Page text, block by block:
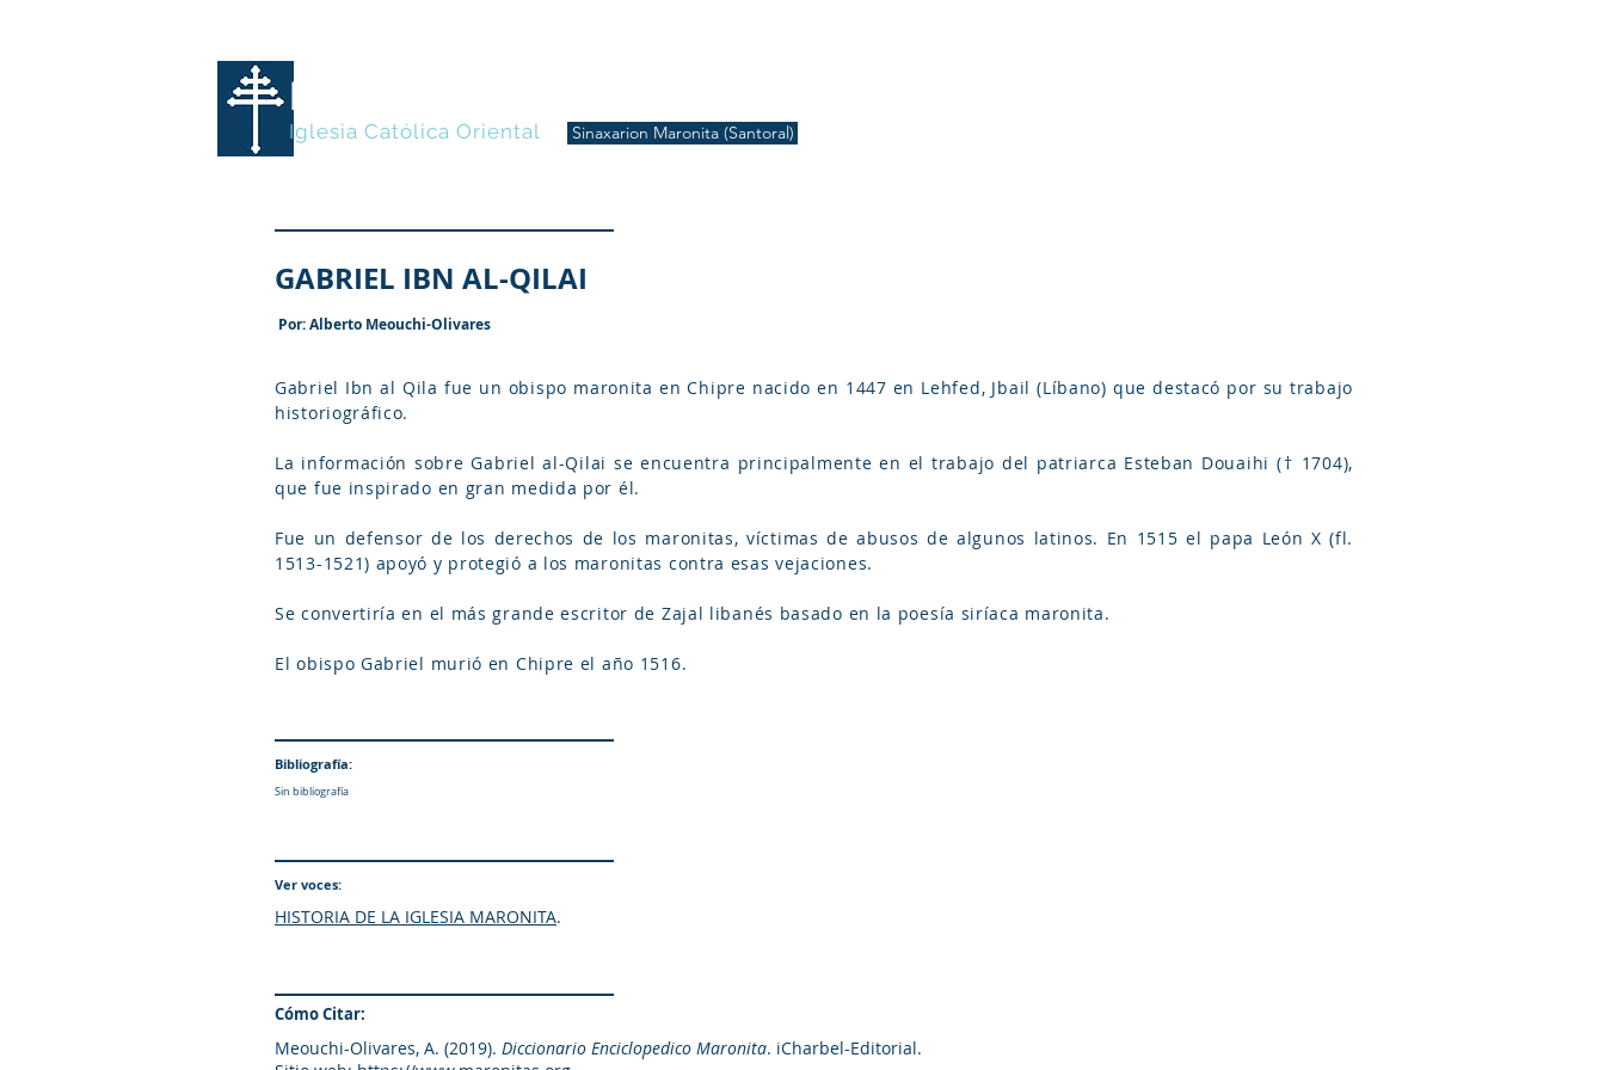
MARONITAS
Iglesia Católica Oriental
Sinaxarion Maronita (Santoral)
GABRIEL IBN AL-QILAI
Por: Alberto Meouchi-Olivares
Gabriel Ibn al Qila fue un obispo maronita en Chipre nacido en 1447 en Lehfed, Jbail (Líbano) que destacó por su trabajo
historiográfico.
La información sobre Gabriel al-Qilai se encuentra principalmente en el trabajo del patriarca Esteban Douaihi († 1704),
que fue inspirado en gran medida por él.
Fue un defensor de los derechos de los maronitas, víctimas de abusos de algunos latinos. En 1515 el papa León X (fl.
1513-1521) apoyó y protegió a los maronitas contra esas vejaciones.
Se convertiría en el más grande escritor de Zajal libanés basado en la poesía siríaca maronita.
El obispo Gabriel murió en Chipre el año 1516.
Bibliografía:
Sin bibliografía
Ver voces:
HISTORIA DE LA IGLESIA MARONITA.
Cómo Citar:
Meouchi-Olivares, A. (2019). Diccionario Enciclopedico Maronita. iCharbel-Editorial.